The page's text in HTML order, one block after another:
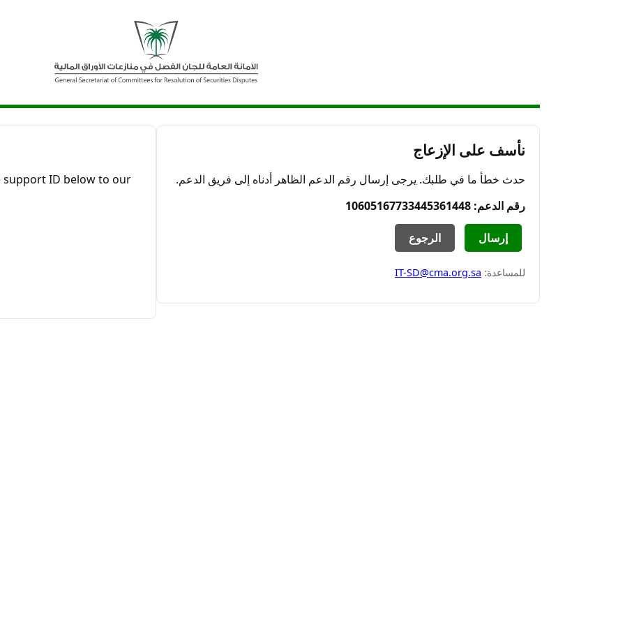
نأسف على الإزعاج
حدث خطأ ما في طلبك. يرجى إرسال رقم الدعم الظاهر أدناه إلى فريق الدعم.
رقم الدعم: 10605167733445361448
إرسال الرجوع
للمساعدة: IT-SD@cma.org.sa
support ID below to our